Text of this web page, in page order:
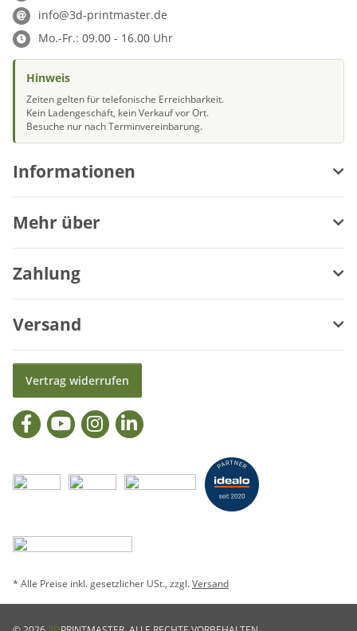
info@3d-printmaster.de
Mo.-Fr.: 09.00 - 16.00 Uhr
Hinweis
Zeiten gelten für telefonische Erreichbarkeit.
Kein Ladengeschäft, kein Verkauf vor Ort.
Besuche nur nach Terminvereinbarung.
Informationen
Mehr über
Zahlung
Versand
Vertrag widerrufen
* Alle Preise inkl. gesetzlicher USt., zzgl.Versand